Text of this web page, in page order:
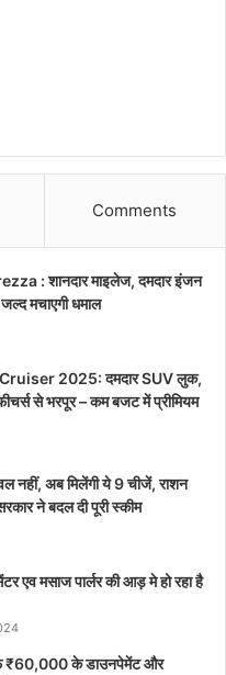
Comments
: शानदार माइलेज, दमदार इंजन
मचाएगी धमाल
2025: दमदार SUV लुक,
से भरपूर – कम बजट में प्रीमियम
नहीं, अब मिलेंगी ये 9 चीजें, राशन
ने बदल दी पूरी स्कीम
एव मसाज पार्लर की आड़ मे हो रहा है
₹60,000 के डाउनपेमेंट और